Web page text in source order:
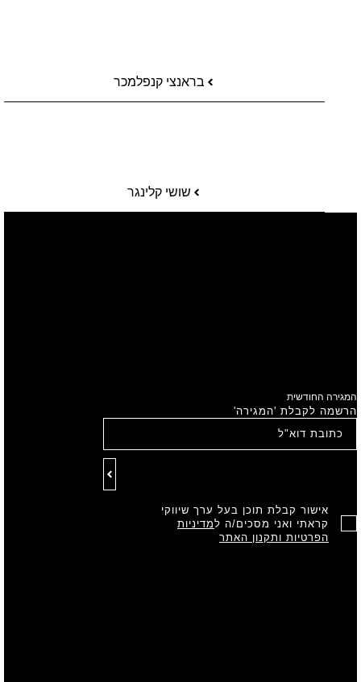
בראנצי קנפלמכר
שושי קלינגר
המגירה החודשית
הרשמה לקבלת 'המגירה'
אישור קבלת תוכן בעל ערך שיווקי
קראתי ואני מסכים/ה למדיניות
הפרטיות ותקנון האתר